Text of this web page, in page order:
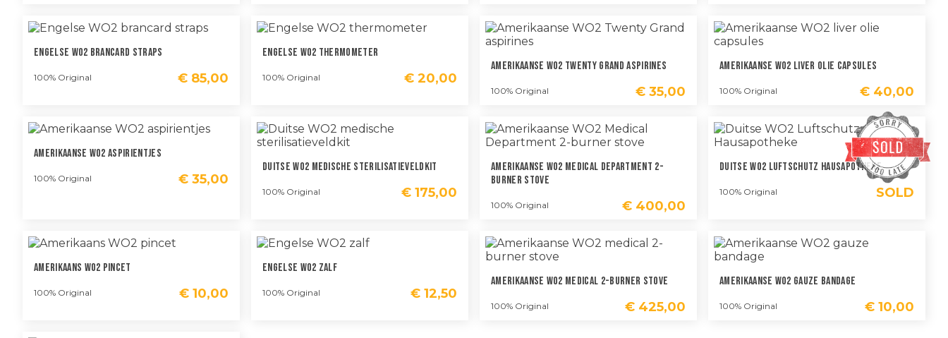
Engelse WO2 Brancard Straps
100% Original € 85,00
Engelse WO2 Thermometer
100% Original € 20,00
Amerikaanse WO2 Twenty Grand Aspirines
100% Original € 35,00
Amerikaanse WO2 Liver Olie Capsules
100% Original € 40,00
Amerikaanse WO2 Aspirientjes
100% Original € 35,00
Duitse WO2 Medische Sterilisatieveldkit
100% Original € 175,00
Amerikaanse WO2 Medical Department 2-
Burner Stove
100% Original € 400,00
Duitse WO2 Luftschutz Hausapotheke
100% Original SOLD
Amerikaans WO2 Pincet
100% Original € 10,00
Engelse WO2 Zalf
100% Original € 12,50
Amerikaanse WO2 Medical 2-Burner Stove
100% Original € 425,00
Amerikaanse WO2 Gauze Bandage
100% Original € 10,00